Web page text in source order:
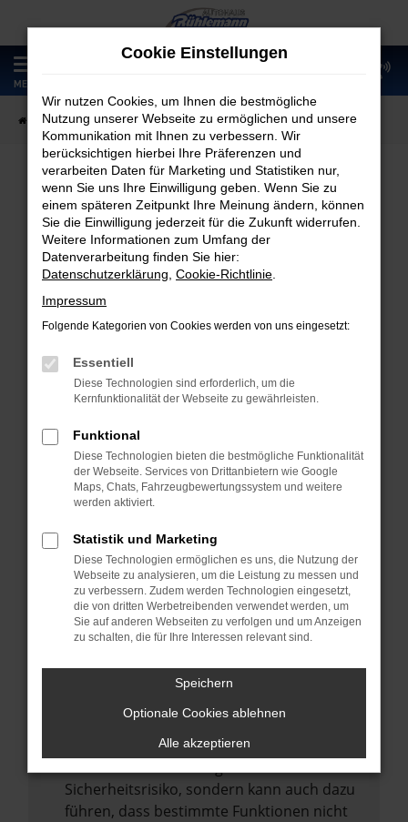
Zum
Hauptinhalt
springen
MENÜ
Startseite Fahrzeugangebote Fahrzeugmarkt
Fahrzeugmarkt
Fehler: Network Error
Beim Laden ist ein Fehler aufgetreten.
Hier sind ein paar Tipps, die dir helfen können:
Überprüfe deine Firewall und deine
Laden andere Webseiten, zum Beispiel
deine Suchmaschine?
Prüfe deine Browsererweiterungen.
Manche Erweiterungen, wie Werbeblocker,
können das Laden bestimmter Seiten
verhindern. Funktioniert die Seite in einem
anderen Browser oder in einem privaten
Fenster?
Starte dein Gerät neu.
vorübergehende Probleme zu beheben.
Betriebssystem auf dem neuesten Stand
Veraltete Software birgt nicht nur ein
Sicherheitsrisiko, sondern kann auch dazu
führen, dass bestimmte Funktionen nicht
Cookie Einstellungen
Wir nutzen Cookies, um Ihnen die bestmögliche
Nutzung unserer Webseite zu ermöglichen und unsere
Kommunikation mit Ihnen zu verbessern. Wir
berücksichtigen hierbei Ihre Präferenzen und
verarbeiten Daten für Marketing und Statistiken nur,
wenn Sie uns Ihre Einwilligung geben. Wenn Sie zu
einem späteren Zeitpunkt Ihre Meinung ändern, können
Sie die Einwilligung jederzeit für die Zukunft widerrufen.
Weitere Informationen zum Umfang der
Datenverarbeitung finden Sie hier:
Datenschutzerklärung Cookie-Richtlinie
Impressum
Folgende Kategorien von Cookies werden von uns eingesetzt:
Essentiell
Diese Technologien sind erforderlich, um die
Kernfunktionalität der Webseite zu gewährleisten.
Funktional
Diese Technologien bieten die bestmögliche Funktionalität
der Webseite. Services von Drittanbietern wie Google
Maps, Chats, Fahrzeugbewertungssystem und weitere
werden aktiviert.
Statistik und Marketing
Diese Technologien ermöglichen es uns, die Nutzung der
Webseite zu analysieren, um die Leistung zu messen und
zu verbessern. Zudem werden Technologien eingesetzt,
die von dritten Werbetreibenden verwendet werden, um
Sie auf anderen Webseiten zu verfolgen und um Anzeigen
zu schalten, die für Ihre Interessen relevant sind.
Speichern
Optionale Cookies ablehnen
Alle akzeptieren